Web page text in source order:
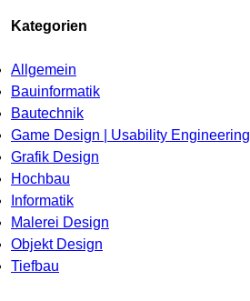
Kategorien
Allgemein
Bauinformatik
Bautechnik
Game Design | Usability Engineering
Grafik Design
Hochbau
Informatik
Malerei Design
Objekt Design
Tiefbau